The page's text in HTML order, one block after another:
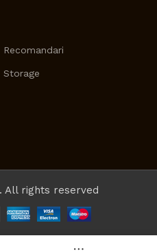
Recomandari
Storage
. All rights reserved